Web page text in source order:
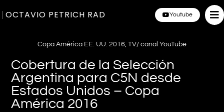
OCTAVIO PETRICH RAD Youtube
Copa América EE. UU. 2016, TV/ canal YouTube
Cobertura de la Selección
Argentina para C5N desde
Estados Unidos – Copa
América 2016